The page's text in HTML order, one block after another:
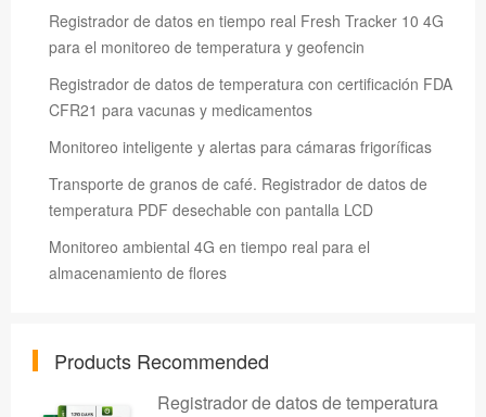
Registrador de datos en tiempo real Fresh Tracker 10 4G
para el monitoreo de temperatura y geofencin
Registrador de datos de temperatura con certificación FDA
CFR21 para vacunas y medicamentos
Monitoreo inteligente y alertas para cámaras frigoríficas
Transporte de granos de café. Registrador de datos de
temperatura PDF desechable con pantalla LCD
Monitoreo ambiental 4G en tiempo real para el
almacenamiento de flores
Products Recommended
Registrador de datos de temperatura